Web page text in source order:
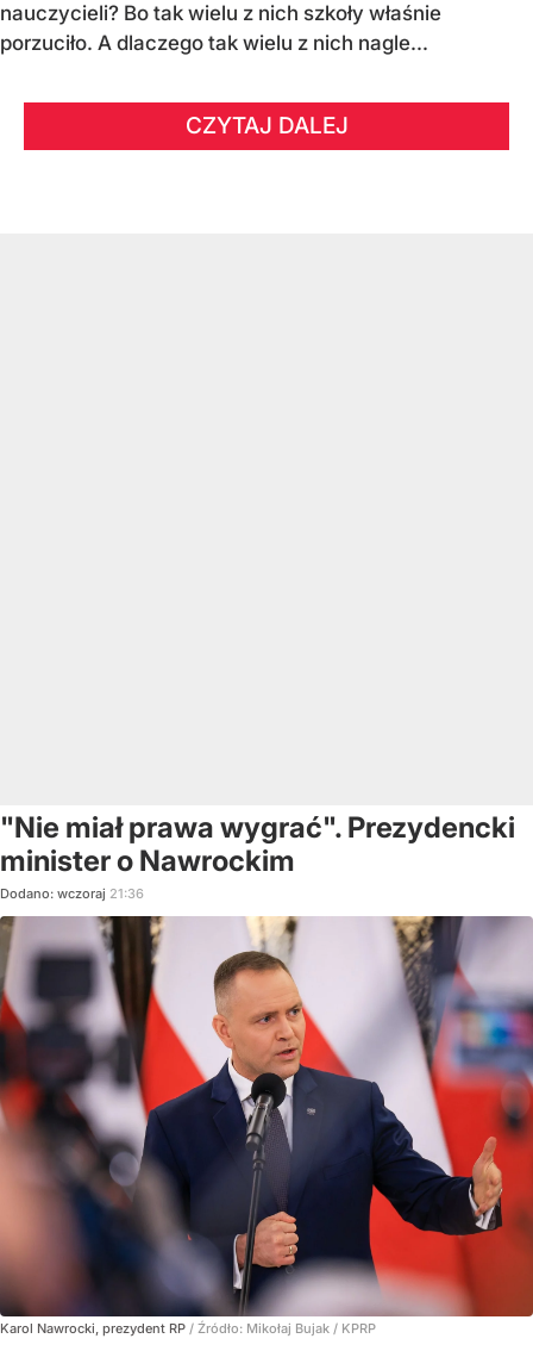
nauczycieli? Bo tak wielu z nich szkoły właśnie
porzuciło. A dlaczego tak wielu z nich nagle...
CZYTAJ DALEJ
"Nie miał prawa wygrać". Prezydencki
minister o Nawrockim
Dodano: wczoraj 21:36
Karol Nawrocki, prezydent RP / Źródło: Mikołaj Bujak / KPRP